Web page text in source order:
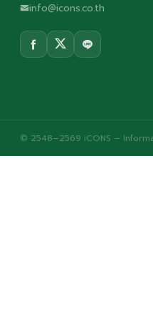
info@icons.co.th
© 2548–2569 iCONS –